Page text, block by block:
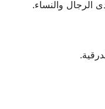
الرجال والنساء.